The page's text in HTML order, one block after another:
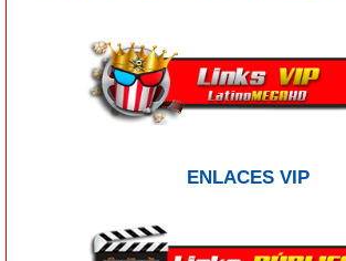
ENLACES VIP